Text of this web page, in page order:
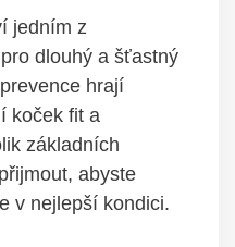
jedním z
dlouhý a šťastný
hrají
koček fit a
základních
abyste
v nejlepší kondici.